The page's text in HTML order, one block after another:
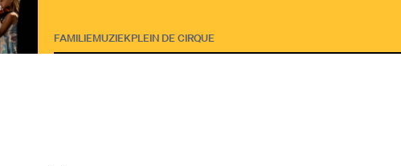
FAMILIEMUZIEKPLEIN DE CIRQUE